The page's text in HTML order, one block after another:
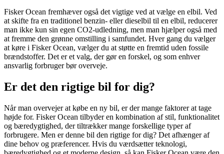
Fisker Ocean fremhæver også det vigtige ved at vælge en elbil. Ved
at skifte fra en traditionel benzin- eller dieselbil til en elbil, reducerer
man ikke kun sin egen CO2-udledning, men man hjælper også med
at fremme den grønne omstilling i samfundet. Hver gang du vælger
at køre i Fisker Ocean, vælger du at støtte en fremtid uden fossile
brændstoffer. Det er et valg, der gør en forskel, og som enhver
ansvarlig forbruger bør overveje.
Er det den rigtige bil for dig?
Når man overvejer at købe en ny bil, er der mange faktorer at tage
højde for. Fisker Ocean tilbyder en kombination af stil, funktionalitet
og bæredygtighed, der tiltrækker mange forskellige typer af
forbrugere. Men er denne bil den rigtige for dig? Det afhænger af
dine behov og præferencer. Hvis du værdsætter teknologi,